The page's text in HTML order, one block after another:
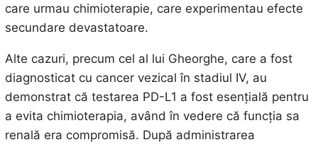
care urmau chimioterapie, care experimentau efecte
secundare devastatoare.
Alte cazuri, precum cel al lui Gheorghe, care a fost
diagnosticat cu cancer vezical în stadiul IV, au
demonstrat că testarea PD-L1 a fost esențială pentru
a evita chimioterapia, având în vedere că funcția sa
renală era compromisă. După administrarea